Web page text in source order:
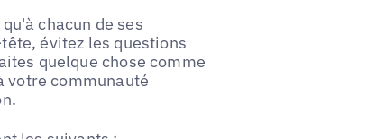
chacun de ses
évitez les questions
quelque chose comme
votre communauté